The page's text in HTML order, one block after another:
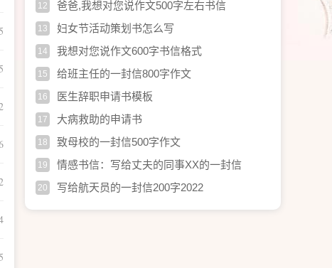
12 爸爸,我想对您说作文500字左右书信
13 妇女节活动策划书怎么写
14 我想对您说作文600字书信格式
15 给班主任的一封信800字作文
16 医生辞职申请书模板
17 大病救助的申请书
18 致母校的一封信500字作文
19 情感书信：写给丈夫的同事XX的一封信
20 写给航天员的一封信200字2022